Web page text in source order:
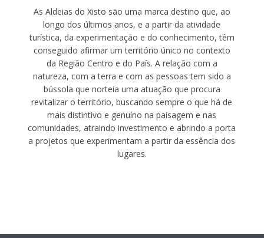
As Aldeias do Xisto são uma marca destino que, ao
longo dos últimos anos, e a partir da atividade
turística, da experimentação e do conhecimento, têm
conseguido afirmar um território único no contexto
da Região Centro e do País. A relação com a
natureza, com a terra e com as pessoas tem sido a
bússola que norteia uma atuação que procura
revitalizar o território, buscando sempre o que há de
mais distintivo e genuíno na paisagem e nas
comunidades, atraindo investimento e abrindo a porta
a projetos que experimentam a partir da essência dos
lugares.